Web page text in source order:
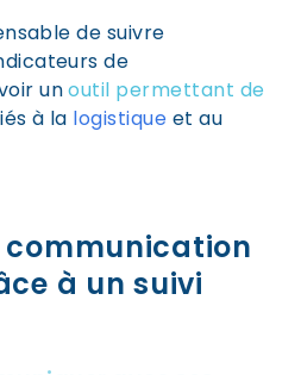
de suivre
de
unoutil permettant de
à la logistique et au
à un suivi